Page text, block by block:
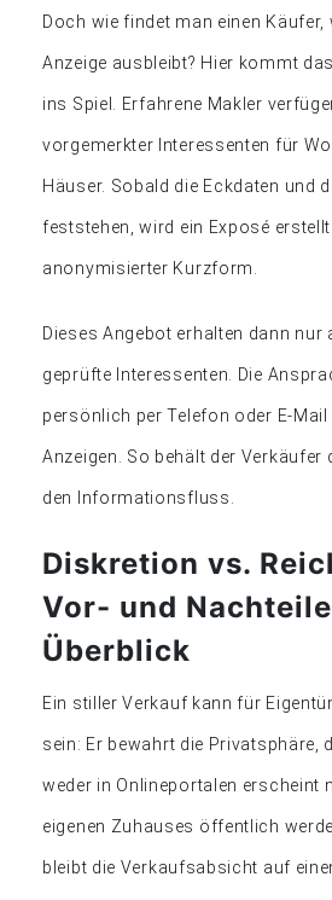
Doch wie findet man einen
Anzeige ausbleibt? Hier kommt
ins Spiel. Erfahrene Makler
vorgemerkter Interessenten für
Häuser. Sobald die Eckdaten und
feststehen, wird ein Exposé
anonymisierter Kurzform.
Dieses Angebot erhalten dann nur
geprüfte Interessenten. Die
persönlich per Telefon oder E-
Anzeigen. So behält der Verkäufer
den Informationsfluss.
Diskretion vs.
Vor- und
Überblick
Ein stiller Verkauf kann für
sein: Er bewahrt die Privatsphäre,
weder in Onlineportalen erscheint
eigenen Zuhauses öffentlich
bleibt die Verkaufsabsicht auf